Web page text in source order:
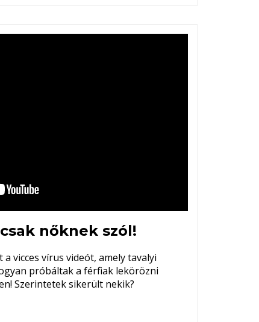
nőknek szól!
vicces vírus videót, amely tavalyi
próbáltak a férfiak lekörözni
Szerintetek sikerült nekik?